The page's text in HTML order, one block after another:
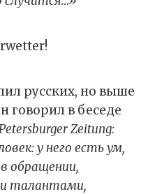
русских, но выше
говорил в беседе
Zeitung:
у него есть ум,
обращении,
талантами,